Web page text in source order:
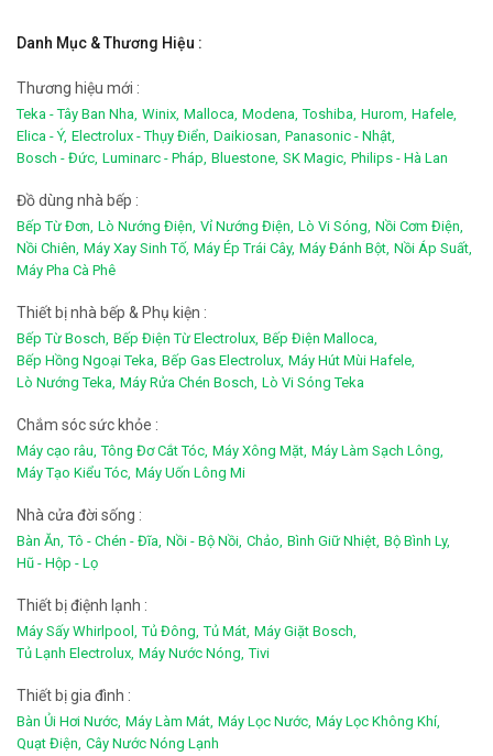
Danh Mục & Thương Hiệu :
Thương hiệu mới :
Teka - Tây Ban Nha, Winix, Malloca, Modena, Toshiba, Hurom, Hafele,
Elica - Ý, Electrolux - Thụy Điển, Daikiosan, Panasonic - Nhật,
Bosch - Đức, Luminarc - Pháp, Bluestone, SK Magic, Philips - Hà Lan
Đồ dùng nhà bếp :
Bếp Từ Đơn, Lò Nướng Điện, Vỉ Nướng Điện, Lò Vi Sóng, Nồi Cơm Điện,
Nồi Chiên, Máy Xay Sinh Tố, Máy Ép Trái Cây, Máy Đánh Bột, Nồi Áp Suất,
Máy Pha Cà Phê
Thiết bị nhà bếp & Phụ kiện :
Bếp Từ Bosch, Bếp Điện Từ Electrolux, Bếp Điện Malloca,
Bếp Hồng Ngoại Teka, Bếp Gas Electrolux, Máy Hút Mùi Hafele,
Lò Nướng Teka, Máy Rửa Chén Bosch, Lò Vi Sóng Teka
Chắm sóc sức khỏe :
Máy cạo râu, Tông Đơ Cắt Tóc, Máy Xông Mặt, Máy Làm Sạch Lông,
Máy Tạo Kiểu Tóc, Máy Uốn Lông Mi
Nhà cửa đời sống :
Bàn Ăn, Tô - Chén - Đĩa, Nồi - Bộ Nồi, Chảo, Bình Giữ Nhiệt, Bộ Bình Ly,
Hũ - Hộp - Lọ
Thiết bị điệnh lạnh :
Máy Sấy Whirlpool, Tủ Đông, Tủ Mát, Máy Giặt Bosch,
Tủ Lạnh Electrolux, Máy Nước Nóng, Tivi
Thiết bị gia đình :
Bàn Ủi Hơi Nước, Máy Làm Mát, Máy Lọc Nước, Máy Lọc Không Khí,
Quạt Điện, Cây Nước Nóng Lạnh